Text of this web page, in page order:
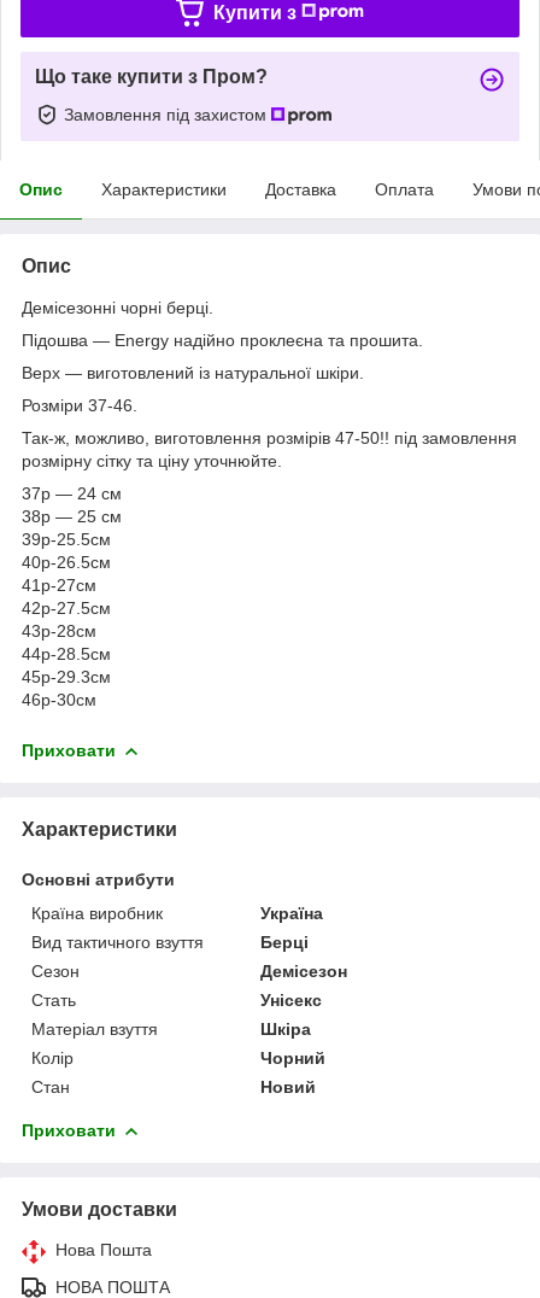
Купити з
Що таке купити з Пром?
Замовлення під захистом
Опис Характеристики Доставка Оплата Умови
Опис
Демісезонні чорні берці.
Підошва — Energy надійно проклеєна та прошита.
Верх — виготовлений із натуральної шкіри.
Розміри 37-46.
Так-ж, можливо, виготовлення розмірів 47-50!! під замовлення
розмірну сітку та ціну уточнюйте.
37р — 24 см
38р — 25 см
39р-25.5см
40р-26.5см
41р-27см
42р-27.5см
43р-28см
44р-28.5см
45р-29.3см
46р-30см
Приховати
Характеристики
Основні атрибути
Країна виробник
Україна
Вид тактичного взуття
Берці
Сезон
Демісезон
Стать
Унісекс
Матеріал взуття
Шкіра
Колір
Чорний
Стан
Новий
Приховати
Умови доставки
Нова Пошта
НОВА ПОШТА